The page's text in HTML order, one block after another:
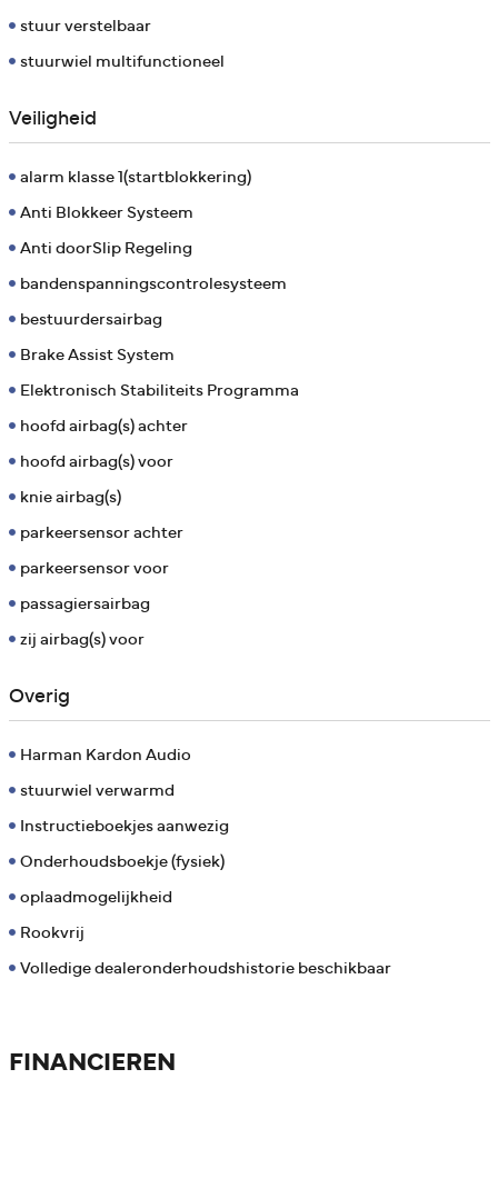
stuur verstelbaar
stuurwiel multifunctioneel
Veiligheid
alarm klasse 1(startblokkering)
Anti Blokkeer Systeem
Anti doorSlip Regeling
bandenspanningscontrolesysteem
bestuurdersairbag
Brake Assist System
Elektronisch Stabiliteits Programma
hoofd airbag(s) achter
hoofd airbag(s) voor
knie airbag(s)
parkeersensor achter
parkeersensor voor
passagiersairbag
zij airbag(s) voor
Overig
Harman Kardon Audio
stuurwiel verwarmd
Instructieboekjes aanwezig
Onderhoudsboekje (fysiek)
oplaadmogelijkheid
Rookvrij
Volledige dealeronderhoudshistorie beschikbaar
FINANCIEREN